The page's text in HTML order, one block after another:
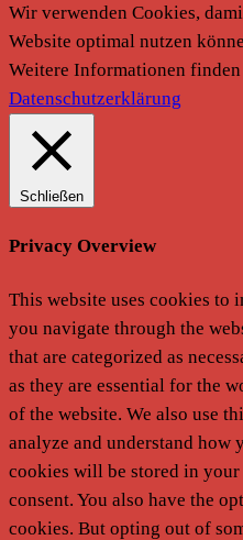
Wir verwenden Cookies,
Website optimal nutzen
Weitere Informationen
Datenschutzerklärung
Schließen
Privacy Overview
This website uses cookies to
you navigate through the
that are categorized as
as they are essential for the
of the website. We also use
analyze and understand how
cookies will be stored in
consent. You also have the
cookies. But opting out of